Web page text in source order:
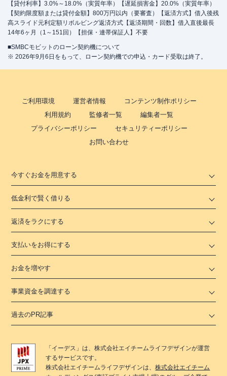
【貸付利率】3.0%～18.0%（実質年率）【遅延損害金】20.0%（実質年率）
【契約限度額または貸付金額】800万円以内（要審査）【返済方式】借入後残
高スライド元利定額リボルビング返済方式【返済期間・回数】借入直後最長
14年6ヶ月（1～151回）【担保・連帯保証人】不要
■SMBCモビットのローン契約機について
※ 2026年9月6日をもって、ローン契約機での申込・カード受取は終了。
ご利用環境 運営者情報
コンテンツ制作ポリシー
利用規約
監修者一覧
編集者一覧
プライバシーポリシー
セキュリティーポリシー
お問い合わせ
今すぐお金を用意する
低金利で賢く借りる
返済をラクにする
支払いをお得にする
お金を増やす
事業資金を調達する
過去のPR記事
「 イーデス 」は、株式会社エイチームライフデザインが運営
するサービスです。
株式会社エイチームライフデザインは、株式会社エイチーム